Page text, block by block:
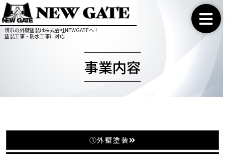
堺市の外壁塗装は株式会社NEWGATEへ！
塗装工事・防水工事に対応
事業内容
①外壁塗装